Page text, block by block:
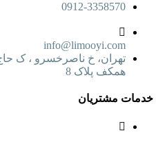
0912-3358570
info@limooyi.com
تهران، خ ناصرخسرو ، ک
همکف پلاک 8
خدمات مشتریان